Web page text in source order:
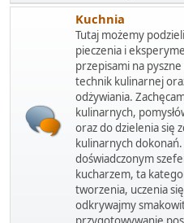
Kuchnia
Tutaj możemy
pieczenia i
przepisami na
technik kulinarnej
odżywiania.
kulinarnych,
oraz do dzielenia się
kulinarnych
doświadczonym
kucharzem, ta
tworzenia, uczenia
odkrywajmy